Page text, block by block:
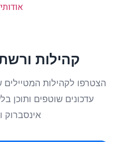
קהילות
הצטרפו לקהילות
עדכונים שוטפים ותוכן
אינסברוק